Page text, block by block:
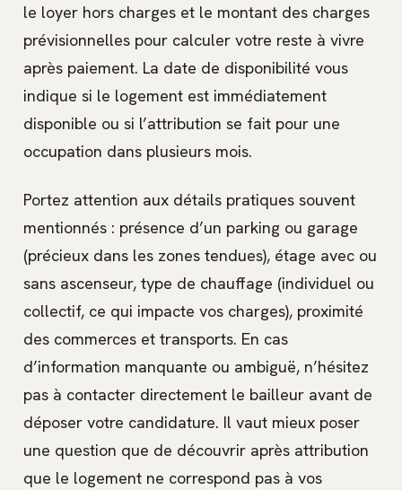
le loyer hors charges et le montant des charges
prévisionnelles pour calculer votre reste à vivre
après paiement. La date de disponibilité vous
indique si le logement est immédiatement
disponible ou si l’attribution se fait pour une
occupation dans plusieurs mois.
Portez attention aux détails pratiques souvent
mentionnés : présence d’un parking ou garage
(précieux dans les zones tendues), étage avec ou
sans ascenseur, type de chauffage (individuel ou
collectif, ce qui impacte vos charges), proximité
des commerces et transports. En cas
d’information manquante ou ambiguë, n’hésitez
pas à contacter directement le bailleur avant de
déposer votre candidature. Il vaut mieux poser
une question que de découvrir après attribution
que le logement ne correspond pas à vos